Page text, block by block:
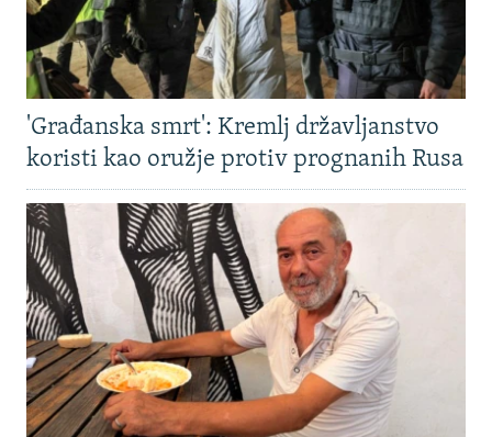
'Građanska smrt': Kremlj državljanstvo
koristi kao oružje protiv prognanih Rusa